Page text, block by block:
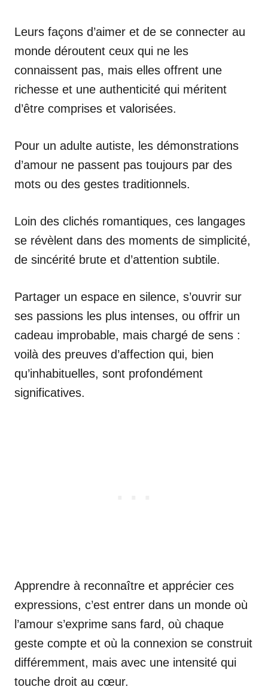
Leurs façons d’aimer et de se connecter au
monde déroutent ceux qui ne les
connaissent pas, mais elles offrent une
richesse et une authenticité qui méritent
d’être comprises et valorisées.
Pour un adulte autiste, les démonstrations
d’amour ne passent pas toujours par des
mots ou des gestes traditionnels.
Loin des clichés romantiques, ces langages
se révèlent dans des moments de simplicité,
de sincérité brute et d’attention subtile.
Partager un espace en silence, s’ouvrir sur
ses passions les plus intenses, ou offrir un
cadeau improbable, mais chargé de sens :
voilà des preuves d’affection qui, bien
qu’inhabituelles, sont profondément
significatives.
Apprendre à reconnaître et apprécier ces
expressions, c’est entrer dans un monde où
l’amour s’exprime sans fard, où chaque
geste compte et où la connexion se construit
différemment, mais avec une intensité qui
touche droit au cœur.